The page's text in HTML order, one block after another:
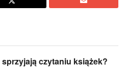
czytaniu książek?